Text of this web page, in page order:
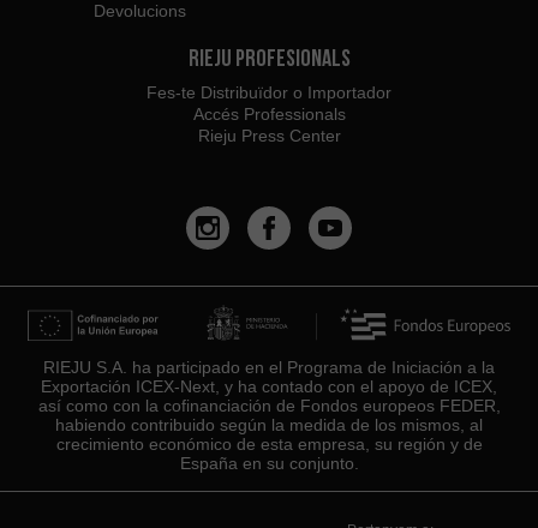
Devolucions
Rieju Profesionals
Fes-te Distribuïdor o Importador
Accés Professionals
Rieju Press Center
RIEJU S.A. ha participado en el Programa de Iniciación a la
Exportación ICEX-Next, y ha contado con el apoyo de ICEX,
así como con la cofinanciación de Fondos europeos FEDER,
habiendo contribuido según la medida de los mismos, al
crecimiento económico de esta empresa, su región y de
España en su conjunto.